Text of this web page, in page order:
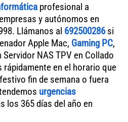
profesional a
y autónomos en
Llámanos al 692500286si
Apple Mac, Gaming PC,
NAS TPV en Collado
rápidamente en el horario que
fin de semana o fuera
urgencias
los 365 días del año en